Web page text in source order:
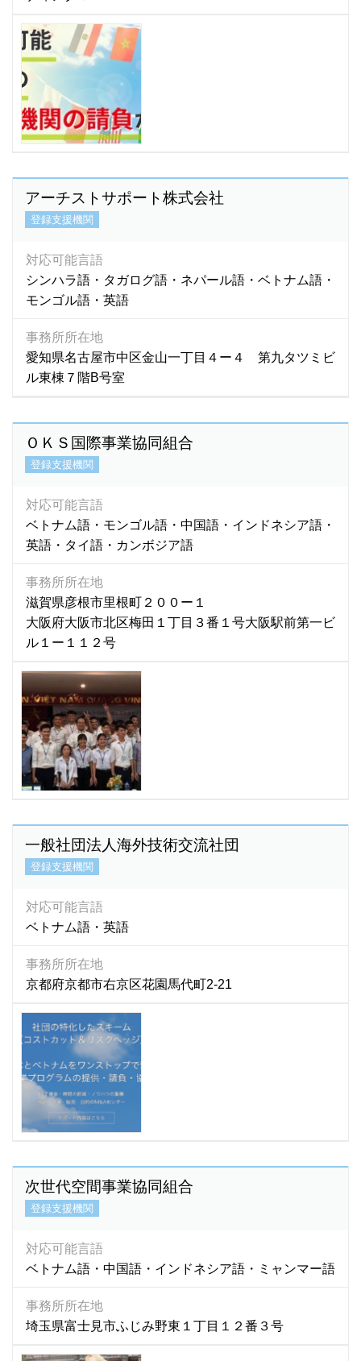
アーチストサポート株式会社
登録支援機関
対応可能言語
シンハラ語・タガログ語・ネパール語・ベトナム語・
モンゴル語・英語
事務所所在地
愛知県名古屋市中区金山一丁目４ー４ 第九タツミビ
ル東棟７階B号室
ＯＫＳ国際事業協同組合
登録支援機関
対応可能言語
ベトナム語・モンゴル語・中国語・インドネシア語・
英語・タイ語・カンボジア語
事務所所在地
滋賀県彦根市里根町２００ー１
大阪府大阪市北区梅田１丁目３番１号大阪駅前第一ビ
ル１ー１１２号
一般社団法人海外技術交流社団
登録支援機関
対応可能言語
ベトナム語・英語
事務所所在地
京都府京都市右京区花園馬代町2-21
次世代空間事業協同組合
登録支援機関
対応可能言語
ベトナム語・中国語・インドネシア語・ミャンマー語
事務所所在地
埼玉県富士見市ふじみ野東１丁目１２番３号